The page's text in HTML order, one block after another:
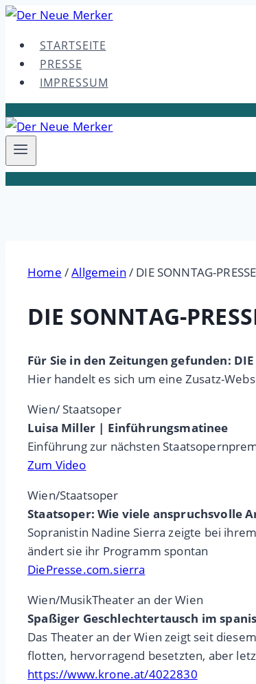
Skip
contentSTARTSEITE
PRESSE
IMPRESSUM
Home /Allgemein / DIE SONNTAG-
DIE SONNTAG-
Für Sie in den Zeitungen gefunden: DIE
Hier handelt es sich um eine Zusatz-
Wien/ Staatsoper
Luisa Miller | Einführungsmatinee
Einführung zur nächsten
Zum Video
Wien/Staatsoper
Staatsoper: Wie viele anspruchsvolle
Sopranistin Nadine Sierra zeigte bei
ändert sie ihr Programm spontan
DiePresse.com.sierra
Wien/MusikTheater an der Wien
Spaßiger Geschlechtertausch im
Das Theater an der Wien zeigt seit
flotten, hervorragend besetzten, aber
https://www.krone.at/4022830